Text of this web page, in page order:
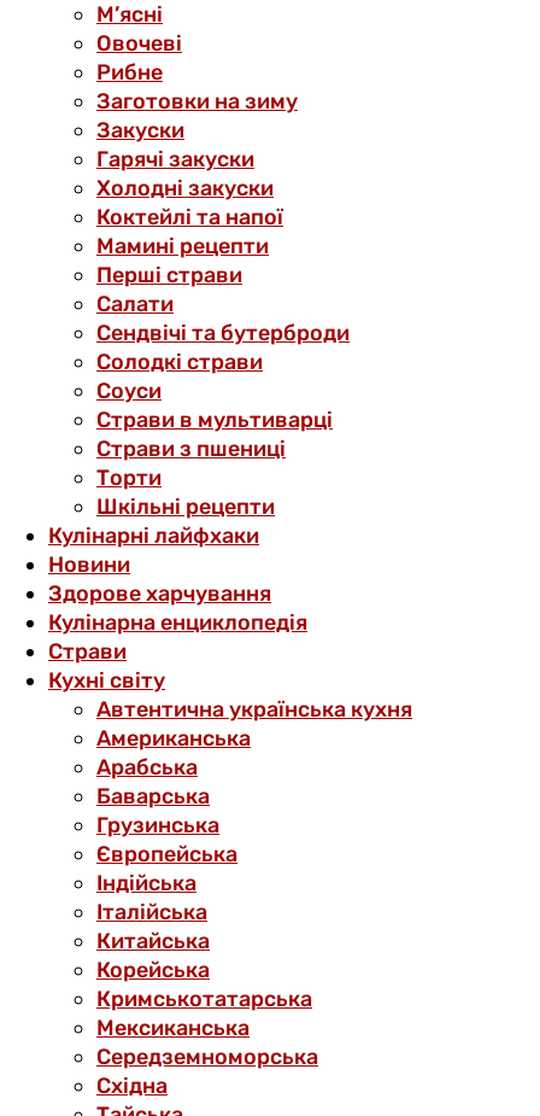
М’ясні
Овочеві
Рибне
Заготовки на зиму
Закуски
Гарячі закуски
Холодні закуски
Коктейлі та напої
Мамині рецепти
Перші страви
Салати
Сендвічі та бутерброди
Солодкі страви
Соуси
Страви в мультиварці
Страви з пшениці
Торти
Шкільні рецепти
Кулінарні лайфхаки
Новини
Здорове харчування
Кулінарна енциклопедія
Страви
Кухні світу
Автентична українська кухня
Американська
Арабська
Баварська
Грузинська
Європейська
Індійська
Італійська
Китайська
Корейська
Кримськотатарська
Мексиканська
Середземноморська
Східна